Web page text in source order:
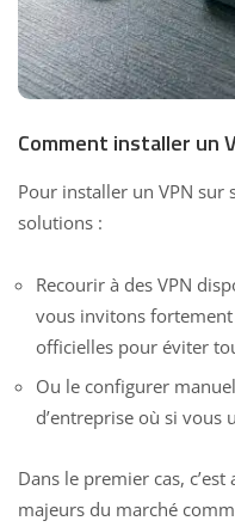
Comment installer un
Pour installer un VPN sur
solutions :
Recourir à des VPN
vous invitons
officielles pour éviter
Ou le configurer
d’entreprise où si vous
Dans le premier cas,
majeurs du marché